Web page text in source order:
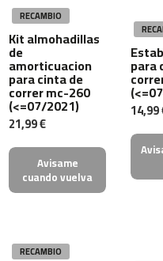
r
e
r
C
-
5
0
i
c
e
RECAMBIO
Kit almohadillas
de
amorticuacion
para cinta de
correr mc-260
(<=07/2021)
21,99 €
Avisame
cuando vuelva
para
14,99
RECAMBIO